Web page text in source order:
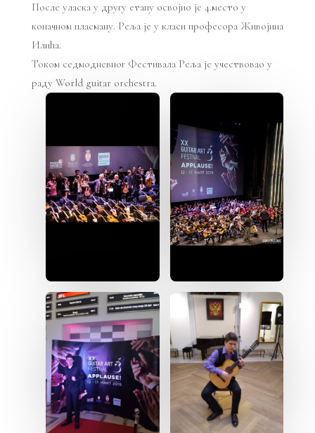
После уласка у другу етапу освојио је 4.место у
коначном пласману. Реља је у класи професора Живојина
Илића.
Током седмодневног Фестивала Реља је учествовао у
раду World guitar orchestra.